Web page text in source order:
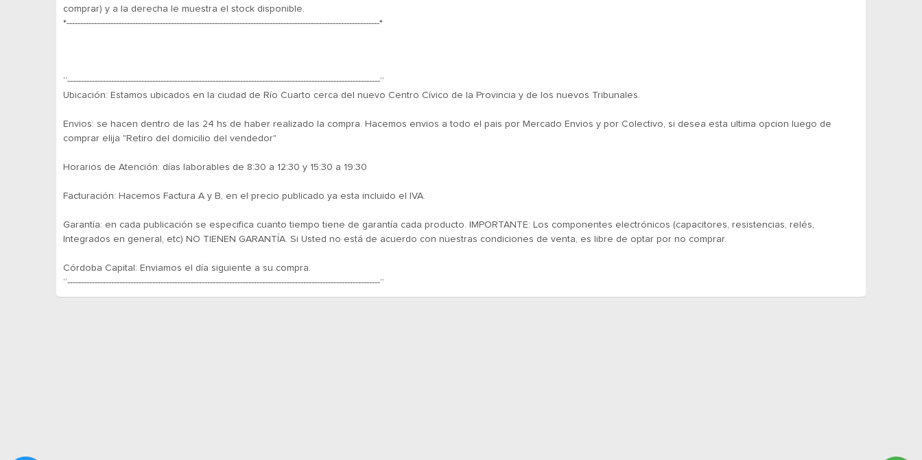
comprar) y a la derecha le muestra el stock disponible.
*------------------------------------------------------------------------------------------------------------------*
“------------------------------------------------------------------------------------------------------------------”
Ubicación: Estamos ubicados en la ciudad de Río Cuarto cerca del nuevo Centro Cívico de la Provincia y de los nuevos Tribunales.
Envios: se hacen dentro de las 24 hs de haber realizado la compra. Hacemos envios a todo el pais por Mercado Envios y por Colectivo, si desea esta ultima opcion luego de
comprar elija "Retiro del domicilio del vendedor"
Horarios de Atención: días laborables de 8:30 a 12:30 y 15:30 a 19:30
Facturación: Hacemos Factura A y B, en el precio publicado ya esta incluido el IVA.
Garantía: en cada publicación se especifica cuanto tiempo tiene de garantía cada producto. IMPORTANTE: Los componentes electrónicos (capacitores, resistencias, relés,
Integrados en general, etc) NO TIENEN GARANTÍA. Si Usted no está de acuerdo con nuestras condiciones de venta, es libre de optar por no comprar.
Córdoba Capital: Enviamos el día siguiente a su compra.
“------------------------------------------------------------------------------------------------------------------”